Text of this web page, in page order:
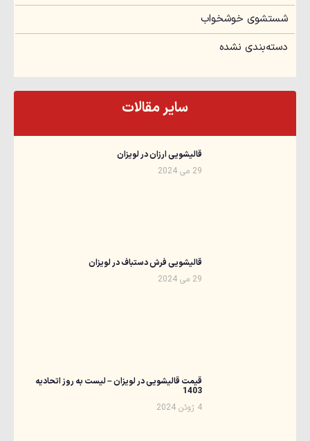
شستشوی خوشخواب
دسته‌بندی نشده
سایر مقالات
قالیشویی ارزان در لویزان
29 می 2024
قالیشویی فرش دستباف در لویزان
29 می 2024
قیمت قالیشویی در لویزان – لیست به روز اتحادیه
1403
4 ژوئن 2024